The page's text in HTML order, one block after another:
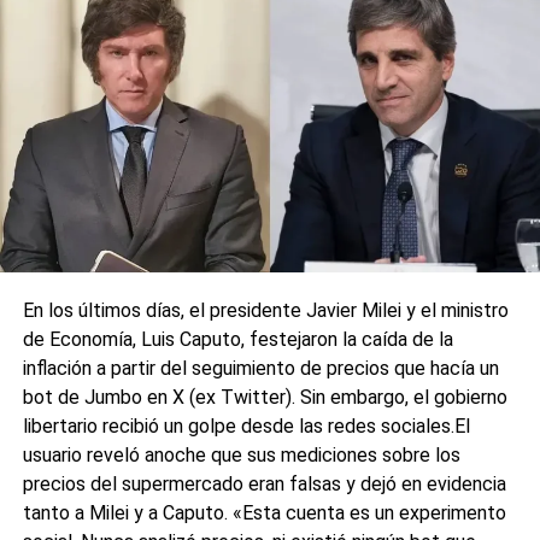
Salinas, presidente del espacio político Ciudad Futura, uno
de los partidos que integra la alianza de Fuerza Patria en
Santa Fe, y coincide con acusaciones similares
“impulsadas por los oficialismos” desde 2023 con
cartelería falsa instalada en la vía pública.
0
En los últimos días, el presidente Javier Milei y el ministro
de Economía, Luis Caputo, festejaron la caída de la
inflación a partir del seguimiento de precios que hacía un
bot de Jumbo en X (ex Twitter). Sin embargo, el gobierno
libertario recibió un golpe desde las redes sociales.El
usuario reveló anoche que sus mediciones sobre los
precios del supermercado eran falsas y dejó en evidencia
tanto a Milei y a Caputo. «Esta cuenta es un experimento